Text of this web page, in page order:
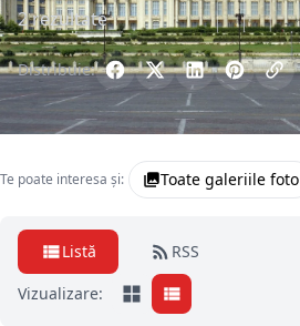
2 rezultate
Distribuie:
Te poate interesa și: Toate galeriile foto
Listă
RSS
Vizualizare: